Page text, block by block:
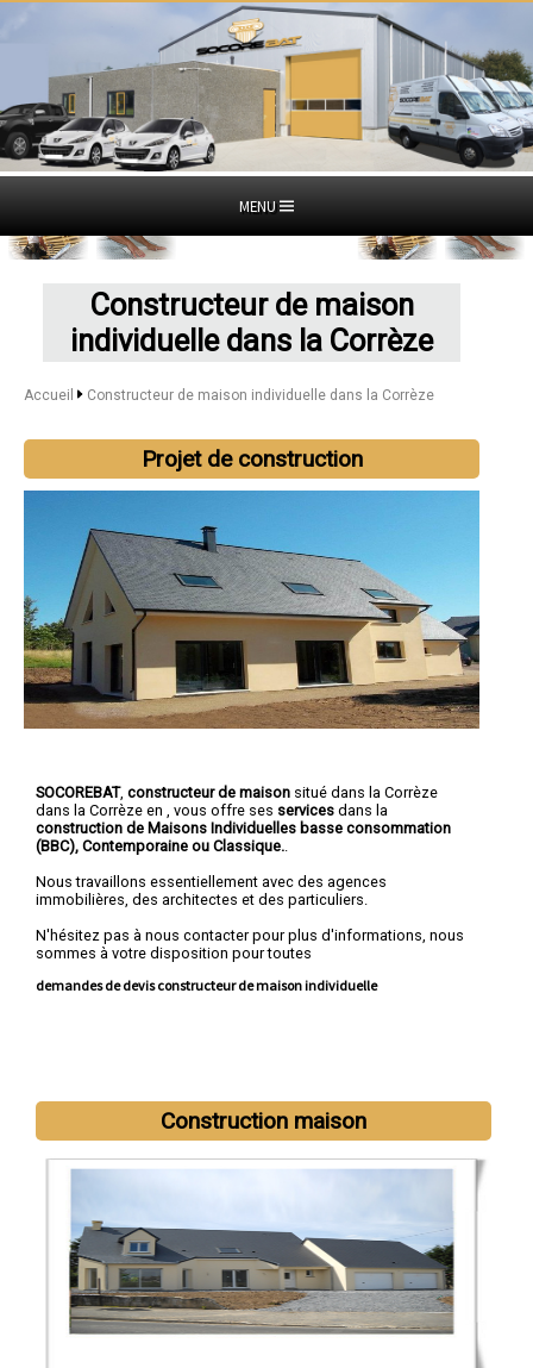
MENU
Constructeur de maison
individuelle dans la Corrèze
Accueil Constructeur de maison individuelle dans la Corrèze
Projet de construction
SOCOREBAT, constructeur de maison situé dans la Corrèze
dans la Corrèze en , vous offre ses services dans la
construction de Maisons Individuelles basse consommation
(BBC), Contemporaine ou Classique.
Nous travaillons essentiellement avec des agences
immobilières, des architectes et des particuliers.
N'hésitez pas à nous contacter pour plus d'informations, nous
sommes à votre disposition pour toutes
demandes de devis constructeur de maison individuelle
Construction maison